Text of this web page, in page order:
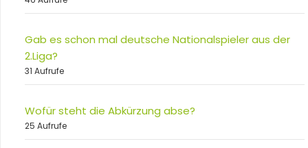
Gab es schon mal deutsche Nationalspieler aus der
2.Liga?
31 Aufrufe
Wofür steht die Abkürzung abse?
25 Aufrufe